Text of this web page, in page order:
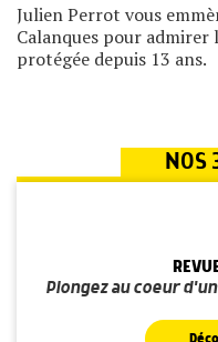
Julien Perrot vous
Calanques pour
protégée depuis 13 ans.
NOS
Plongez au coeur